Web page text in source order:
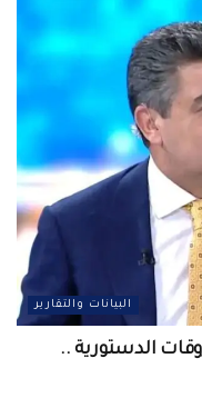
البيانات والتقارير
الدستورية ..